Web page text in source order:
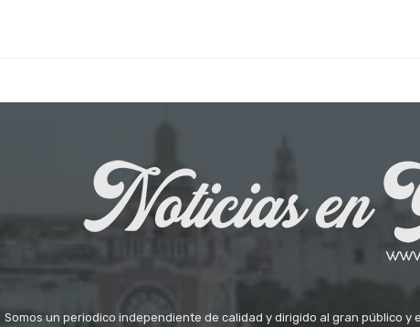
Somos un periodico independiente de calidad y dirigido al gran público